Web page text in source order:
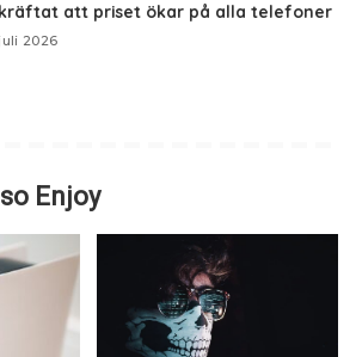
att priset ökar på alla telefoner
2026
Enjoy